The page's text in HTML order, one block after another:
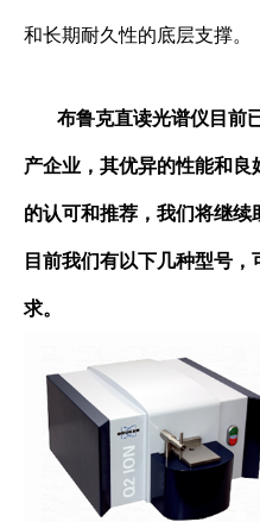
和长期耐久性的底层支撑。
布鲁克直读光谱仪目前
产企业，其优异的性能和
的认可和推荐，我们将继续
目前我们有以下几种型号
求。